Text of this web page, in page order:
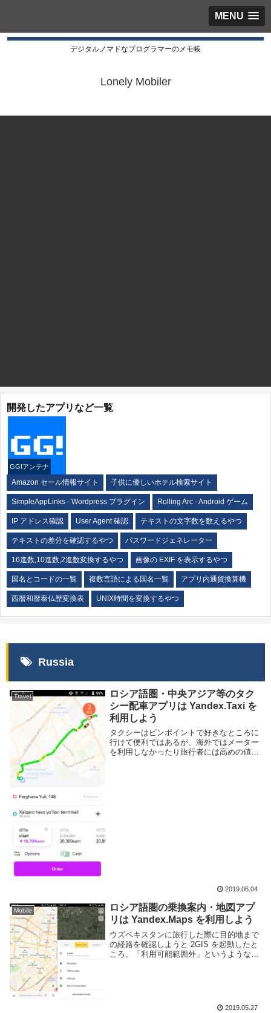
MENU
デジタルノマドなプログラマーのメモ帳
Lonely Mobiler
開発したアプリなど一覧
GG!アンテナ
Amazon セール情報サイト 子供に優しいホテル検索サイト
SimpleAppLinks - Wordpress プラグイン Rolling Arc - Android ゲーム
IP アドレス確認 User Agent 確認 テキストの文字数を数えるやつ
テキストの差分を確認するやつ パスワードジェネレーター
16進数,10進数,2進数変換するやつ 画像の EXIF を表示するやつ
国名とコードの一覧 複数言語による国名一覧 アプリ内通貨換算機
西暦和暦泰仏歴変換表 UNIX時間を変換するやつ
Russia
Travel
ロシア語圏・中央アジア等のタク
シー配車アプリは Yandex.Taxi を
利用しよう
タクシーはピンポイントで好きなところに
行けて便利ではあるが、海外ではメーター
を利用しなかったり旅行者には高めの値段
2019.06.04
Mobile
ロシア語圏の乗換案内・地図アプ
リは Yandex.Maps を利用しよう
ウズベキスタンに旅行した際に目的地まで
の経路を確認しようと 2GIS を起動したと
ころ、「利用可能範囲外」というようなメ
2019.05.27